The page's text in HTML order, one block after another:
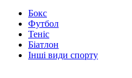
Бокс
Футбол
Теніс
Біатлон
Інші види спорту